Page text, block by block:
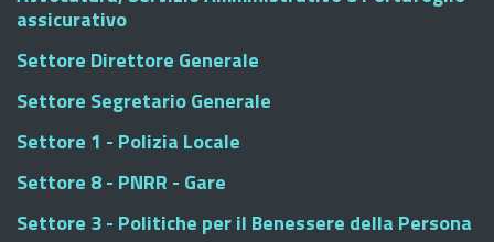
assicurativo
Settore Direttore Generale
Settore Segretario Generale
Settore 1 - Polizia Locale
Settore 8 - PNRR - Gare
Settore 3 - Politiche per il Benessere della Persona